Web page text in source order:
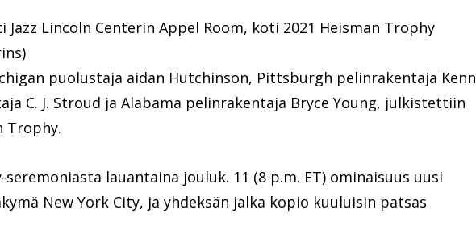
Lincoln Centerin Appel Room, koti 2021 Heisman Trophy
puolustaja aidan Hutchinson, Pittsburgh pelinrakentaja
C. J. Stroud ja Alabama pelinrakentaja Bryce Young, julkistettiin
Trophy.
seremoniasta lauantaina jouluk. 11 (8 p.m. ET) ominaisuus uusi
New York City, ja yhdeksän jalka kopio kuuluisin patsas